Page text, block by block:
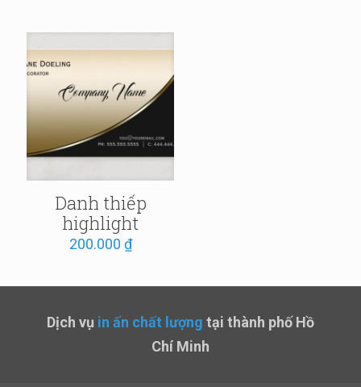
Danh thiếp
highlight
200.000 ₫
Dịch vụ in ấn chất lượng tại thành phố Hồ
Chí Minh